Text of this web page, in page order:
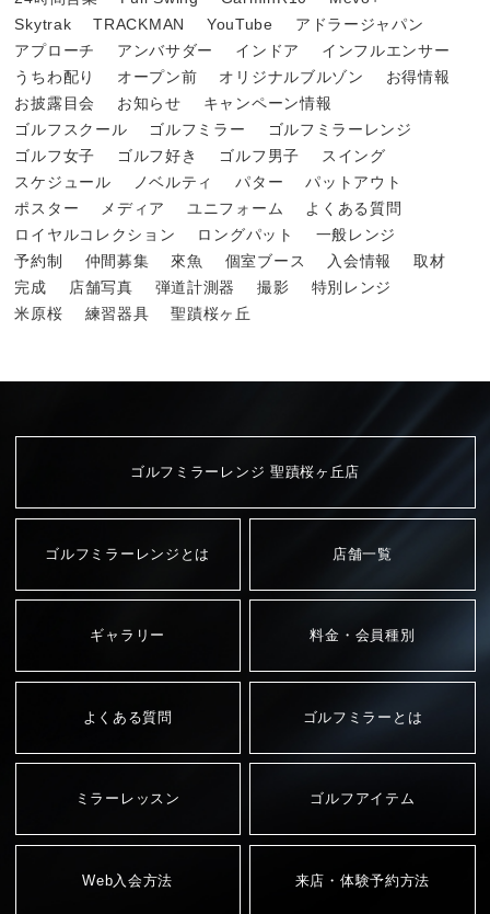
Skytrak
TRACKMAN YouTube
アドラージャパン
アプローチ
アンバサダー インドア
インフルエンサー
うちわ配り
オープン前 オリジナルブルゾン
お得情報
お披露目会
お知らせ
キャンペーン情報
ゴルフスクール
ゴルフミラー
ゴルフミラーレンジ
ゴルフ女子
ゴルフ好き ゴルフ男子
スイング
スケジュール
ノベルティ パター
パットアウト
ポスター
メディア ユニフォーム
よくある質問
ロイヤルコレクション
ロングパット
一般レンジ
予約制
仲間募集 來魚 個室ブース 入会情報
取材
完成
店舗写真 弾道計測器 撮影
特別レンジ
米原桜
練習器具 聖蹟桜ヶ丘
ゴルフミラーレンジ 聖蹟桜ヶ丘店
ゴルフミラーレンジとは 店舗一覧
ギャラリー 料金・会員種別
よくある質問 ゴルフミラーとは
ミラーレッスン ゴルフアイテム
Web入会方法 来店・体験予約方法